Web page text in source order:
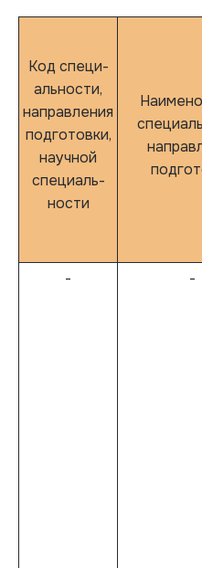
Код специ-
альности,
направления
подготовки,
научной
специаль-
ности
- -